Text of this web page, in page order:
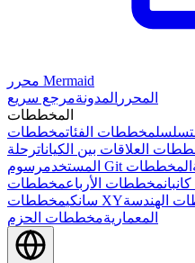
محرر Mermaid
المحرر المدونةمرجع سريع
المخططات
مخططات الفئاتمخططات
العلاقات بين الكياناترحلة
المستخدم
المخططات
مخططات الأرباعمخططات
سانكي مخططات XYالهندسة
المعماريةمخططات الحزم